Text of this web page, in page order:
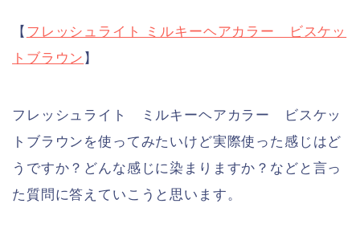
【 フレッシュライト ミルキーヘアカラー ビスケッ
トブラウン 】
フレッシュライト ミルキーヘアカラー ビスケッ
トブラウンを使ってみたいけど実際使った感じはど
うですか？どんな感じに染まりますか？などと言っ
た質問に答えていこうと思います。